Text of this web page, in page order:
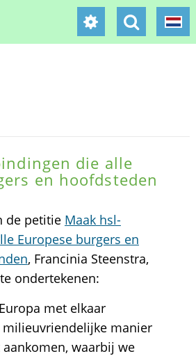
die alle
en hoofdsteden
de petitie Maak hsl-
Europese burgers en
, Francinia Steenstra,
ondertekenen:
met elkaar
manier
waarbij we